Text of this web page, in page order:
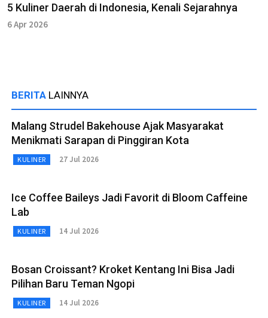
5 Kuliner Daerah di Indonesia, Kenali Sejarahnya
6 Apr 2026
BERITA LAINNYA
Malang Strudel Bakehouse Ajak Masyarakat
Menikmati Sarapan di Pinggiran Kota
KULINER 27 Jul 2026
Ice Coffee Baileys Jadi Favorit di Bloom Caffeine
Lab
KULINER 14 Jul 2026
Bosan Croissant? Kroket Kentang Ini Bisa Jadi
Pilihan Baru Teman Ngopi
KULINER 14 Jul 2026